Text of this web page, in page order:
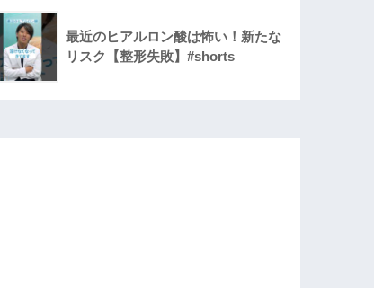
最近のヒアルロン酸は怖い！新たな
リスク【整形失敗】#shorts